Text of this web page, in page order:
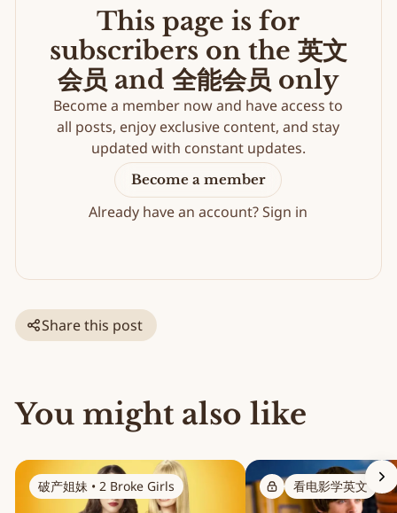
This page is for
subscribers on the 英文
会员 and 全能会员 only
Become a member now and have access to
all posts, enjoy exclusive content, and stay
updated with constant updates.
Become a member
Already have an account?Sign in
Share this post
You might also like
破产姐妹 • 2 Broke Girls 看电影学英文